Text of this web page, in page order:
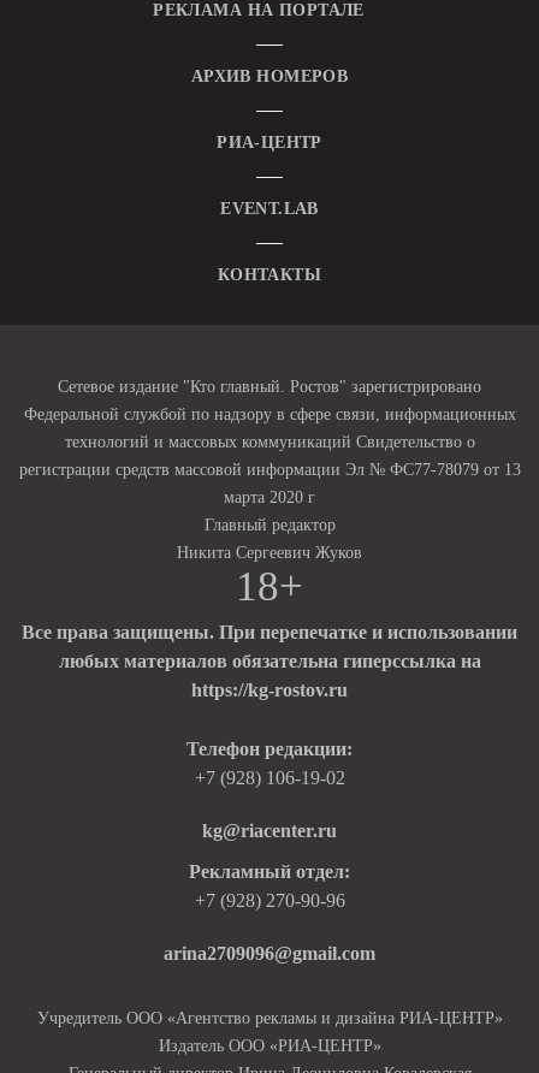
РЕКЛАМА НА ПОРТАЛЕ
АРХИВ НОМЕРОВ
РИА-ЦЕНТР
EVENT.LAB
КОНТАКТЫ
Сетевое издание "Кто главный. Ростов" зарегистрировано
Федеральной службой по надзору в сфере связи, информационных
технологий и массовых коммуникаций Свидетельство о
регистрации средств массовой информации Эл № ФС77-78079 от 13
марта 2020 г
Главный редактор
Никита Сергеевич Жуков
18+
Все права защищены. При перепечатке и использовании
любых материалов обязательна гиперссылка на
https://kg-rostov.ru
Телефон редакции:
+7 (928) 106-19-02
kg@riacenter.ru
Рекламный отдел:
+7 (928) 270-90-96
arina2709096@gmail.com
Учредитель ООО «Агентство рекламы и дизайна РИА-ЦЕНТР»
Издатель ООО «РИА-ЦЕНТР»